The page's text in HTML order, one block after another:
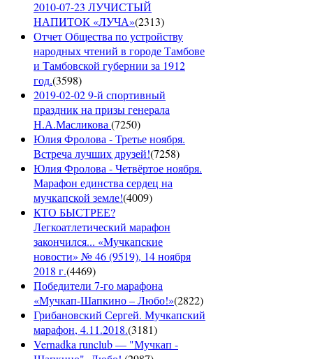
2010-07-23 ЛУЧИСТЫЙ
НАПИТОК «ЛУЧА»(2313)
Отчет Общества по устройству
народных чтений в городе Тамбове
и Тамбовской губернии за 1912
год.(3598)
2019-02-02 9-й спортивный
праздник на призы генерала
Н.А.Масликова(7250)
Юлия Фролова - Третье ноября.
Встреча лучших друзей!(7258)
Юлия Фролова - Четвёртое ноября.
Марафон единства сердец на
мучкапской земле!(4009)
КТО БЫСТРЕЕ?
Легкоатлетический марафон
закончился... «Мучкапские
новости» № 46 (9519), 14 ноября
2018 г.(4469)
Победители 7-го марафона
«Мучкап-Шапкино – Любо!»(2822)
Грибановский Сергей. Мучкапский
марафон, 4.11.2018.(3181)
Vernadka runclub — "Мучкап -